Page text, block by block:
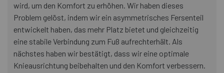
wird, um den Komfort zu erhöhen. Wir haben dieses
Problem gelöst, indem wir ein asymmetrisches Fersenteil
entwickelt haben, das mehr Platz bietet und gleichzeitig
eine stabile Verbindung zum Fuß aufrechterhält. Als
nächstes haben wir bestätigt, dass wir eine optimale
Knieausrichtung beibehalten und den Komfort verbessern.